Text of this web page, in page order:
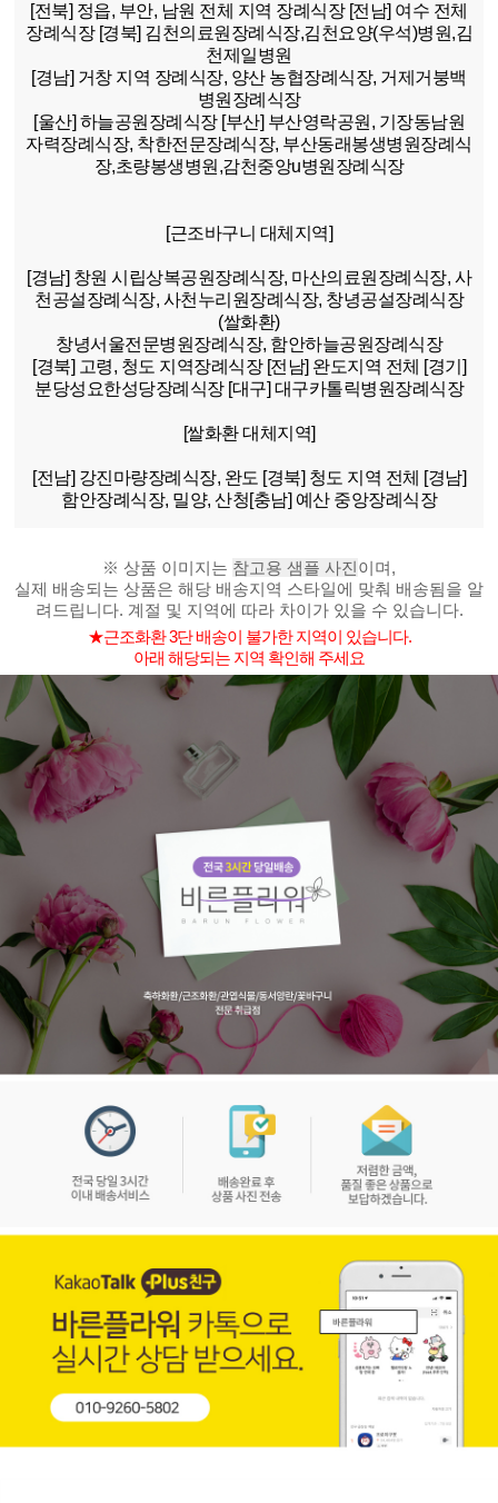
[전북] 정읍, 부안, 남원 전체 지역 장례식장 [전남] 여수 전체
장례식장 [경북] 김천의료원장례식장,김천요양(우석)병원,김
천제일병원
[경남] 거창 지역 장례식장, 양산 농협장례식장, 거제거붕백
병원장례식장
[울산] 하늘공원장례식장 [부산] 부산영락공원, 기장동남원
자력장례식장, 착한전문장례식장, 부산동래봉생병원장례식
장,초량봉생병원,감천중앙u병원장례식장
[근조바구니 대체지역]
[경남] 창원 시립상복공원장례식장, 마산의료원장례식장, 사
천공설장례식장, 사천누리원장례식장, 창녕공설장례식장
(쌀화환)
창녕서울전문병원장례식장, 함안하늘공원장례식장
[경북] 고령, 청도 지역장례식장 [전남] 완도지역 전체 [경기]
분당성요한성당장례식장 [대구] 대구카톨릭병원장례식장
[쌀화환 대체지역]
[전남] 강진마량장례식장, 완도 [경북] 청도 지역 전체 [경남]
함안장례식장, 밀양, 산청[충남] 예산 중앙장례식장
※ 상품 이미지는 참고용 샘플 사진이며,
실제 배송되는 상품은 해당 배송지역 스타일에 맞춰 배송됨을 알
려드립니다. 계절 및 지역에 따라 차이가 있을 수 있습니다.
★근조화환 3단 배송이 불가한 지역이 있습니다.
아래 해당되는 지역 확인해 주세요